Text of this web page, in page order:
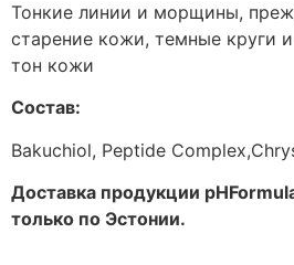
Тонкие линии и морщины,
старение кожи, темные круги
тон кожи
Состав:
Bakuchiol, Peptide
Доставка продукции
только по Эстонии.